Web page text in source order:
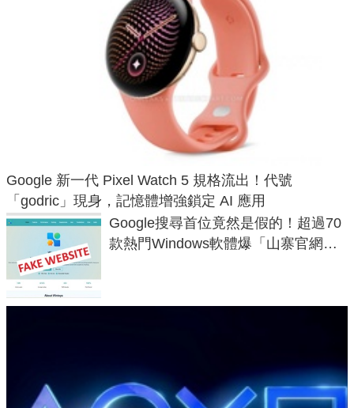
Google 新一代 Pixel Watch 5 規格流出！代號
「godric」現身，記憶體增強鎖定 AI 應用
Google搜尋首位竟然是假的！超過70
款熱門Windows軟體爆「山寨官網」